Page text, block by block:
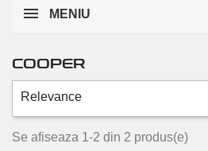
MENIU
2.0 D 2
COOPER
Relevance
Se afiseaza 1-2 din 2 produs(e)